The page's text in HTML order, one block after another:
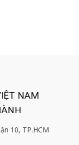
NAM
10, TP.HCM